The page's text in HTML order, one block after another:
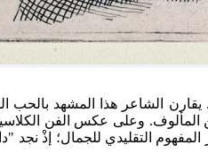
الشاعر هذا المشهد بالحب الذي
وعلى عكس الفن
المفهوم التقليدي للجمال؛ إذْ